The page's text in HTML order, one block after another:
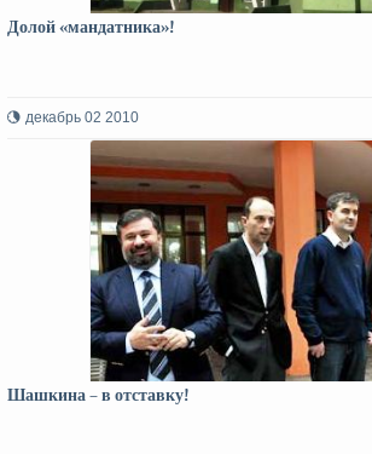
Долой «мандатника»!
декабрь 02 2010
Шашкина – в отставку!